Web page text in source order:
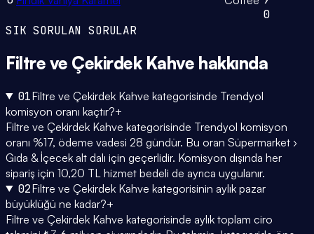
0
SIK SORULAN SORULAR
Filtre ve Çekirdek Kahve hakkında
01Filtre ve Çekirdek Kahve kategorisinde Trendyol
komisyon oranı kaçtır?+
Filtre ve Çekirdek Kahve kategorisinde Trendyol komisyon
oranı %17, ödeme vadesi 28 gündür. Bu oran Süpermarket ›
Gıda & İçecek alt dalı için geçerlidir. Komisyon dışında her
sipariş için 10,20 TL hizmet bedeli de ayrıca uygulanır.
02Filtre ve Çekirdek Kahve kategorisinin aylık pazar
büyüklüğü ne kadar?+
Filtre ve Çekirdek Kahve kategorisinde aylık toplam ciro